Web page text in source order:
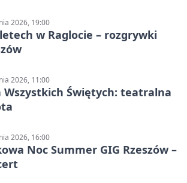
2026, 19:00
w Raglocie – rozgrywki
2026, 11:00
Wszystkich Świętych: teatralna
2026, 16:00
Noc Summer GIG Rzeszów –